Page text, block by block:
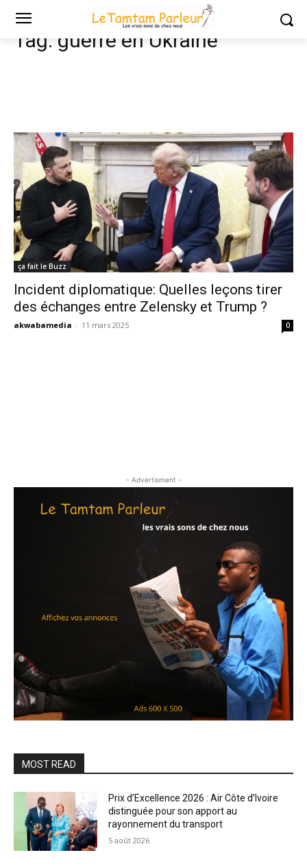
Tags Guerre en Ukraine
Tag: guerre en Ukraine
ça fait le Buzz
Incident diplomatique: Quelles leçons tirer
des échanges entre Zelensky et Trump ?
akwabamedia - 11 mars 2025 0
- Advertisment -
MOST READ
Prix d’Excellence 2026 : Air Côte d’Ivoire
distinguée pour son apport au
rayonnement du transport
5 août 2026